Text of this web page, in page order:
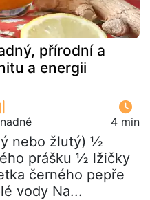
přírodní a
a energii
4 min
nebo žlutý) ½
prášku ½ lžičky
černého pepře
vody Na...